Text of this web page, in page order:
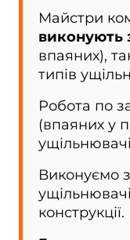
Майстри
виконують
впаяних),
типів
Робота по
(впаяних у
Виконуємо
конструкції.